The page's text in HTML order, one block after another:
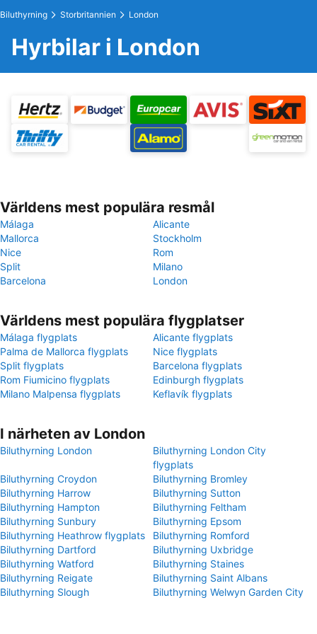
Biluthyrning Storbritannien London
Hyrbilar i London
Världens mest populära resmål
Málaga
Alicante
Mallorca
Stockholm
Nice
Rom
Split
Milano
Barcelona
London
Världens mest populära flygplatser
Málaga flygplats
Alicante flygplats
Palma de Mallorca flygplats
Nice flygplats
Split flygplats
Barcelona flygplats
Rom Fiumicino flygplats
Edinburgh flygplats
Milano Malpensa flygplats
Keflavík flygplats
I närheten av London
Biluthyrning London
Biluthyrning London City
flygplats
Biluthyrning Croydon
Biluthyrning Bromley
Biluthyrning Harrow
Biluthyrning Sutton
Biluthyrning Hampton
Biluthyrning Feltham
Biluthyrning Sunbury
Biluthyrning Epsom
Biluthyrning Heathrow flygplats
Biluthyrning Romford
Biluthyrning Dartford
Biluthyrning Uxbridge
Biluthyrning Watford
Biluthyrning Staines
Biluthyrning Reigate
Biluthyrning Saint Albans
Biluthyrning Slough
Biluthyrning Welwyn Garden City